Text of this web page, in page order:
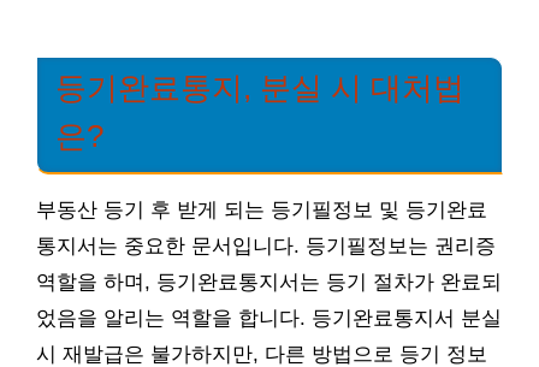
등기완료통지, 분실 시 대처법
은?
부동산 등기 후 받게 되는 등기필정보 및 등기완료
통지서는 중요한 문서입니다. 등기필정보는 권리증
역할을 하며, 등기완료통지서는 등기 절차가 완료되
었음을 알리는 역할을 합니다. 등기완료통지서 분실
시 재발급은 불가하지만, 다른 방법으로 등기 정보